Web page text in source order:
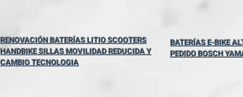
RENOVACIÓN BATERÍAS LITIO SCOOTERS
HANDBIKE SILLAS MOVILIDAD REDUCIDA Y
CAMBIO TECNOLOGIA
BATERÍAS E-BIKE
PEDIDO BOSCH